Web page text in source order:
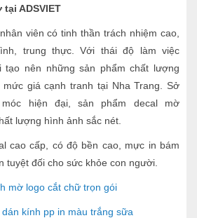
ADSVIET
viên có tinh thần trách nhiệm cao,
trung thực. Với thái độ làm việc
tạo nên những sản phẩm chất lượng
giá cạnh tranh tại Nha Trang. Sở
hiện đại, sản phẩm decal mờ
lượng hình ảnh sắc nét.
cao cấp, có độ bền cao, mực in bám
tuyệt đối cho sức khỏe con người.
mờ logo cắt chữ trọn gói
dán kính pp in màu trắng sữa